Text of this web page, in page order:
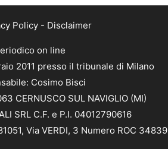
Policy- Disclaimer
on line
2011 presso il tribunale di Milano
Cosimo Bisci
CERNUSCO SUL NAVIGLIO (MI)
SRL C.F. e P.I. 04012790616
Via VERDI, 3 Numero ROC 34839